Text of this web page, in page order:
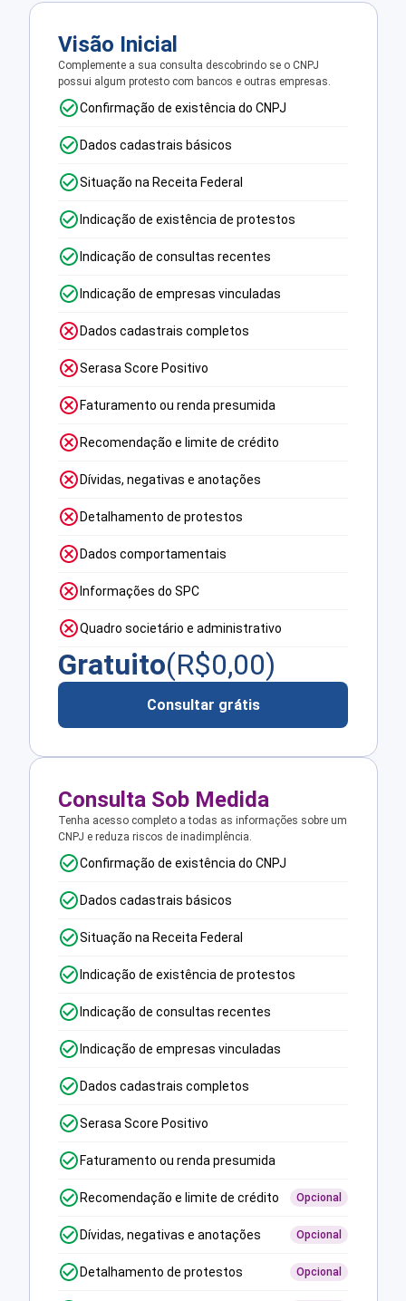
Visão Inicial
Complemente a sua consulta descobrindo se o CNPJ
possui algum protesto com bancos e outras empresas.
Confirmação de existência do CNPJ
Dados cadastrais básicos
Situação na Receita Federal
Indicação de existência de protestos
Indicação de consultas recentes
Indicação de empresas vinculadas
Dados cadastrais completos
Serasa Score Positivo
Faturamento ou renda presumida
Recomendação e limite de crédito
Dívidas, negativas e anotações
Detalhamento de protestos
Dados comportamentais
Informações do SPC
Quadro societário e administrativo
Gratuito(R$0,00)
Consultar grátis
Consulta Sob Medida
Tenha acesso completo a todas as informações sobre um
CNPJ e reduza riscos de inadimplência.
Confirmação de existência do CNPJ
Dados cadastrais básicos
Situação na Receita Federal
Indicação de existência de protestos
Indicação de consultas recentes
Indicação de empresas vinculadas
Dados cadastrais completos
Serasa Score Positivo
Faturamento ou renda presumida
Recomendação e limite de crédito Opcional
Dívidas, negativas e anotações Opcional
Detalhamento de protestos Opcional